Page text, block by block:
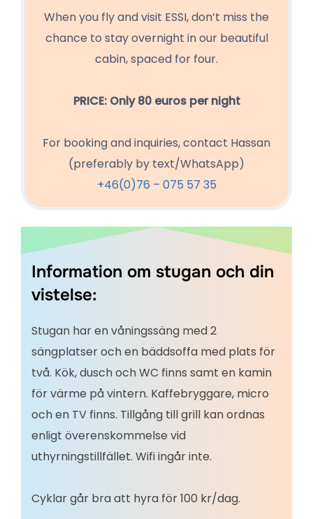
When you fly and visit ESSI, don’t miss the
chance to stay overnight in our beautiful
cabin, spaced for four.
PRICE: Only 80 euros per night
For booking and inquiries, contact Hassan
(preferably by text/WhatsApp)
+46(0)76 – 075 57 35
Information om stugan och din
vistelse:
Stugan har en våningssäng med 2
sängplatser och en bäddsoffa med plats för
två. Kök, dusch och WC finns samt en kamin
för värme på vintern. Kaffebryggare, micro
och en TV finns. Tillgång till grill kan ordnas
enligt överenskommelse vid
uthyrningstillfället. Wifi ingår inte.
Cyklar går bra att hyra för 100 kr/dag.